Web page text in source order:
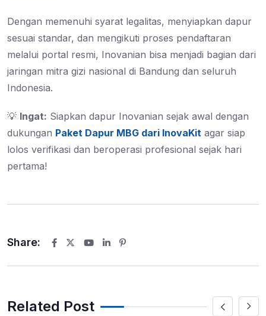
Dengan memenuhi syarat legalitas, menyiapkan dapur
sesuai standar, dan mengikuti proses pendaftaran
melalui portal resmi, Inovanian bisa menjadi bagian dari
jaringan mitra gizi nasional di Bandung dan seluruh
Indonesia.
💡 Ingat: Siapkan dapur Inovanian sejak awal dengan
dukungan Paket Dapur MBG dari InovaKit agar siap
lolos verifikasi dan beroperasi profesional sejak hari
pertama!
Share:
Youtube
LinkedIn
Related Post